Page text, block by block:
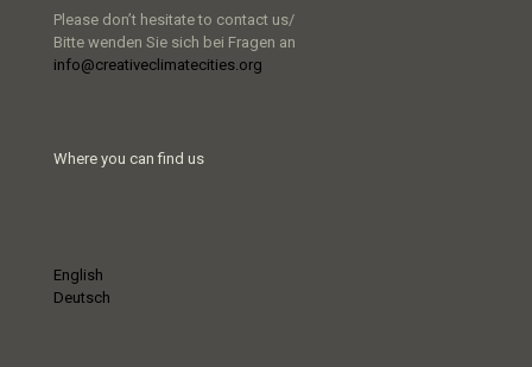
Please don’t hesitate to contact us/
Bitte wenden Sie sich bei Fragen an
info@creativeclimatecities.org
Where you can find us
English
Deutsch